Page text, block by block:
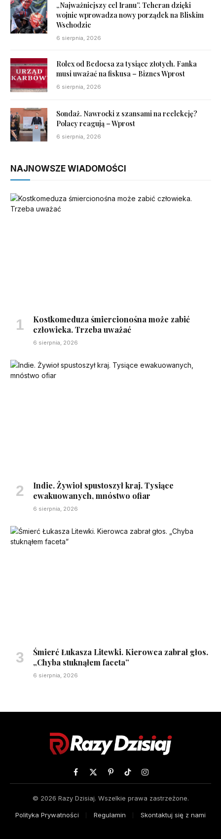
„Najważniejszy cel Iranu”. Teheran dzięki
wojnie wprowadza nowy porządek na Bliskim
Wschodzie
6 sierpnia, 2026
Rolex od Bedoesa za tysiące złotych. Fanka
musi uważać na fiskusa – Biznes Wprost
6 sierpnia, 2026
Sondaż. Nawrocki z szansami na reelekcję?
Polacy reagują – Wprost
6 sierpnia, 2026
NAJNOWSZE WIADOMOŚCI
Kostkomeduza śmiercionośna może zabić
człowieka. Trzeba uważać
6 sierpnia, 2026
Indie. Żywioł spustoszył kraj. Tysiące
ewakuowanych, mnóstwo ofiar
6 sierpnia, 2026
Śmierć Łukasza Litewki. Kierowca zabrał głos.
„Chyba stuknąłem faceta”
6 sierpnia, 2026
Facebook
X
PinterestTikTokInstagram
© 2026 Razy Dzisiaj. Wszelkie prawa zastrzeżone.
Polityka Prywatności Regulamin Skontaktuj się z nami